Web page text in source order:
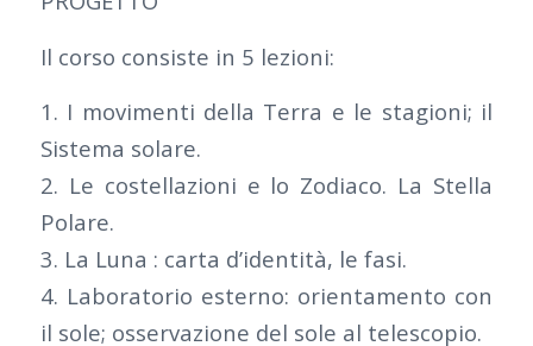
Il corso consiste in 5 lezioni:
1. I movimenti della Terra e le stagioni; il
Sistema solare.
2. Le costellazioni e lo Zodiaco. La Stella
Polare.
3. La Luna : carta d’identità, le fasi.
4. Laboratorio esterno: orientamento con
il sole; osservazione del sole al telescopio.